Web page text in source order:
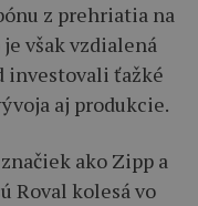
z prehriatia na
však vzdialená
investovali ťažké
aj produkcie.
ako Zipp a
Roval kolesá vo